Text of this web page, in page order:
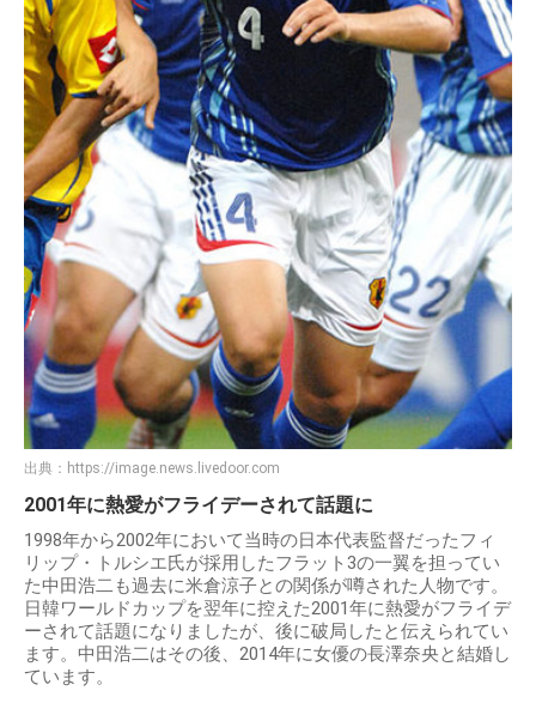
出典： https://image.news.livedoor.com
2001年に熱愛がフライデーされて話題に
1998年から2002年において当時の日本代表監督だったフィ
リップ・トルシエ氏が採用したフラット3の一翼を担ってい
た中田浩二も過去に米倉涼子との関係が噂された人物です。
日韓ワールドカップを翌年に控えた2001年に熱愛がフライデ
ーされて話題になりましたが、後に破局したと伝えられてい
ます。中田浩二はその後、2014年に女優の長澤奈央と結婚し
ています。